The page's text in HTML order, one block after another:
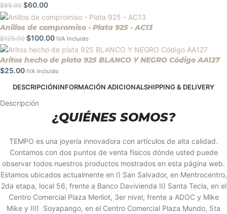
$85.00 $60.00
Anillos de compromiso - Plata 925 - AC13
$125.00 $100.00 IVA Incluido
Aritos hecho de plata 925 BLANCO Y NEGRO Código AA127
$25.00 IVA Incluido
DESCRIPCIÓNINFORMACIÓN ADICIONALSHIPPING & DELIVERY
Descripción
¿QUIÉNES SOMOS?
TEMPO es una joyería innovadora con artículos de alta calidad.
Contamos con dos puntos de venta físicos dónde usted puede
observar todos nuestros productos mostrados en esta página web.
Estamos ubicados actualmente en I) San Salvador, en Mentrocentro,
2da etapa, local 56, frente a Banco Davivienda II) Santa Tecla, en el
Centro Comercial Plaza Merliot, 3er nivel, frente a ADOC y Mike
Mike y III) Soyapango, en el Centro Comercial Plaza Mundo, 5ta